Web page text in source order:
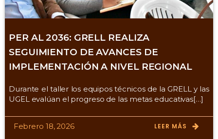
PER AL 2036: GRELL REALIZA
SEGUIMIENTO DE AVANCES DE
IMPLEMENTACIÓN A NIVEL REGIONAL
Durante el taller los equipos técnicos de la GRELL y las
UGEL evalúan el progreso de las metas educativas[…]
Febrero 18, 2026 LEER MÁS